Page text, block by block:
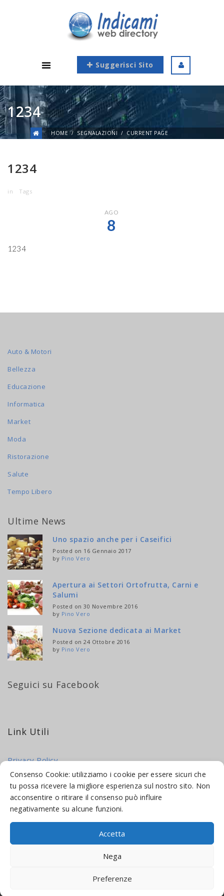
Consenso Cookie: utilizziamo i cookie per essere sicuri che
tu possa ricevere la migliore esperienza sul nostro sito. Non
acconsentire o ritirare il consenso può influire
negativamente su alcune funzioni.
Accetta
Nega
Preferenze
Suggerisci Sito
1234
HOME SEGNALAZIONI CURRENT PAGE
1234
in Tags
AGO
8
1234
Auto & Motori
Bellezza
Educazione
Informatica
Market
Moda
Ristorazione
Salute
Tempo Libero
Ultime News
Uno spazio anche per i Caseifici
Posted on 16 Gennaio 2017
by Pino Vero
Apertura ai Settori Ortofrutta, Carni e
Salumi
Posted on 30 Novembre 2016
by Pino Vero
Nuova Sezione dedicata ai Market
Posted on 24 Ottobre 2016
by Pino Vero
Seguici su Facebook
Link Utili
Privacy Policy
Cookie Policy
MADE WEB SOLUTIONS